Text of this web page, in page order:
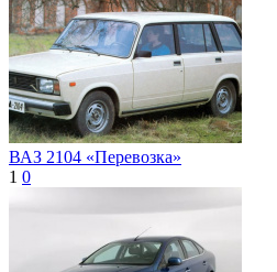
ВАЗ 2104 «Перевозка»
1 0